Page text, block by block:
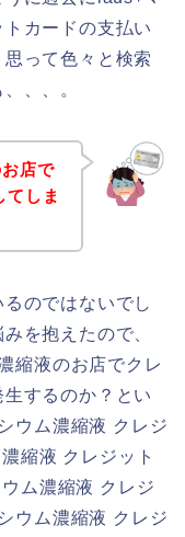
カードの支払い
って色々と検索
、、。
店で
てしま
のではないでし
を抱えたので、
縮液のお店でクレ
するのか？とい
ウム濃縮液 クレジ
縮液 クレジット
ム濃縮液 クレジ
ウム濃縮液 クレジ